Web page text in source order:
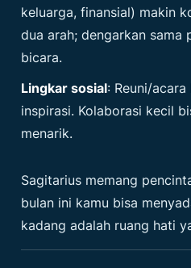
keluarga, finansial) makin
dua arah; dengarkan sama
bicara.
Lingkar sosial: Reuni/
inspirasi. Kolaborasi kecil
menarik.
Sagitarius memang
bulan ini kamu bisa
kadang adalah ruang hati